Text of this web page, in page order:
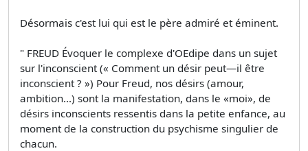
Désormais c'est lui qui est le père admiré et éminent.
" FREUD Évoquer le complexe d'OEdipe dans un sujet
sur l'inconscient (« Comment un désir peut—il être
inconscient ? ») Pour Freud, nos désirs (amour,
ambition...) sont la manifestation, dans le «moi», de
désirs inconscients ressentis dans la petite enfance, au
moment de la construction du psychisme singulier de
chacun.